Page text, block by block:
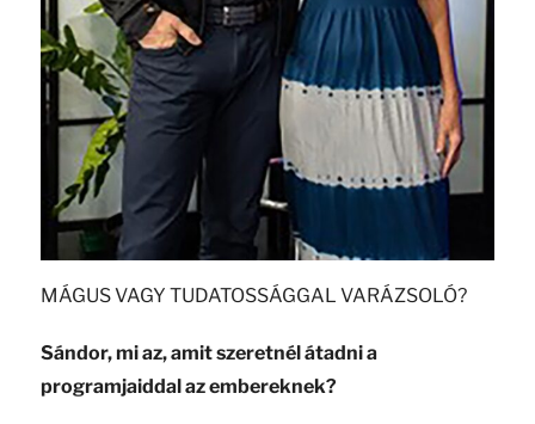
MÁGUS VAGY TUDATOSSÁGGAL VARÁZSOLÓ?
Sándor, mi az, amit szeretnél átadni a
programjaiddal az embereknek?